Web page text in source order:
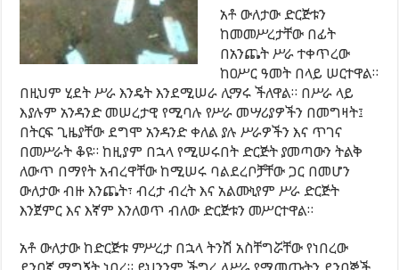
አቶ ውለታው ድርጅቱን
ከመመሥረታቸው በፊት
በአንጨት ሥራ ተቀጥረው
ከዐሥር ዓመት በላይ ሠርተዋል።
በዚህም ሂደት ሥራ እንዴት እንደሚሠራ ሊማሩ ችለዋል። በሥራ ላይ
እያሉም አንዳንድ መሠረታዊ የሚባሉ የሥራ መሣሪያዎችን በመግዛት፤
በትርፍ ጊዜያቸው ደግሞ አንዳንድ ቀለል ያሉ ሥራዎችን እና ጥገና
በመሥራት ቆዩ። ከዚያም በኋላ የሚሠሩበት ድርጅት ያመጣውን ትልቅ
ለውጥ በማየት አብረዋቸው ከሚሠሩ ባልደረቦቻቸው ጋር በመሆን
ውለታው ብዙ እንጨት፣ ብረታ ብረት እና አልሙኒየም ሥራ ድርጅት
እንጀምር እና እኛም እንለወጥ ብለው ድርጅቱን መሥርተዋል።
አቶ ውለታው ከድርጅቱ ምሥረታ በኋላ ትንሽ አስቸግሯቸው የነበረው